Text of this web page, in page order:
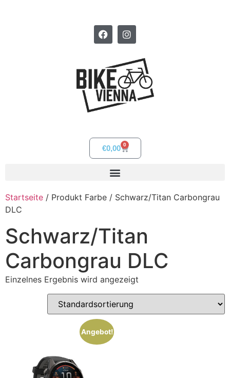
€0,00 0
Startseite / Produkt Farbe / Schwarz/Titan Carbongrau
DLC
Schwarz/Titan
Carbongrau DLC
Einzelnes Ergebnis wird angezeigt
Angebot!